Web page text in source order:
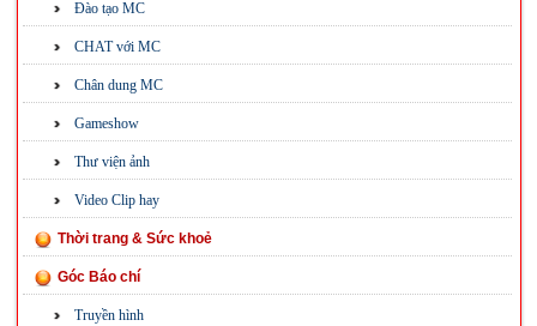
Đào tạo MC
CHAT với MC
Chân dung MC
Gameshow
Thư viện ảnh
Video Clip hay
Thời trang & Sức khoẻ
Góc Báo chí
Truyền hình